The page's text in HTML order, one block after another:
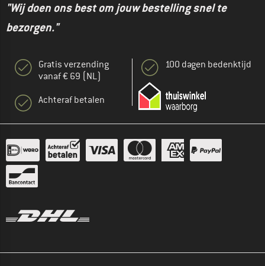
"Wij doen ons best om jouw bestelling snel te
bezorgen."
Gratis verzending
vanaf € 69 (NL)
Achteraf betalen
100 dagen bedenktijd